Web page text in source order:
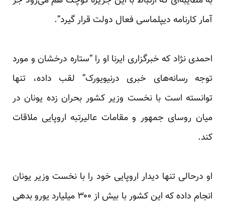
آمار کارنامه دیپلماسی فعال دولت قرار گیرد”.
احمدی نژاد که خبرگزاری ایرنا او را “ستاره درخشان و مورد
توجه رسانه‌های خبری درنیویورک” لقب داده، تنها
توانسته است با نخست وزیر کشور بحران زده یونان در
میان روسای جمهور و مقامات عالیرتبه اروپایی ملاقات
کند.
او درحالی تنها دیدار اروپایی خود را با نخست وزیر یونان
انجام داده که این کشور با بیش از ۳۰۰ میلیارد یورو بدهی